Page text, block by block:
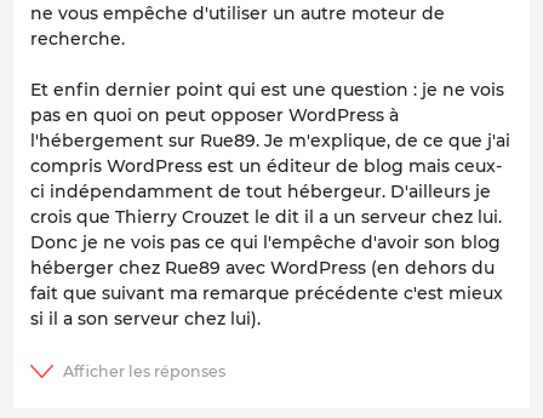
ne vous empêche d'utiliser un autre moteur de
recherche.
Et enfin dernier point qui est une question : je ne vois
pas en quoi on peut opposer WordPress à
l'hébergement sur Rue89. Je m'explique, de ce que j'ai
compris WordPress est un éditeur de blog mais ceux-
ci indépendamment de tout hébergeur. D'ailleurs je
crois que Thierry Crouzet le dit il a un serveur chez lui.
Donc je ne vois pas ce qui l'empêche d'avoir son blog
héberger chez Rue89 avec WordPress (en dehors du
fait que suivant ma remarque précédente c'est mieux
si il a son serveur chez lui).